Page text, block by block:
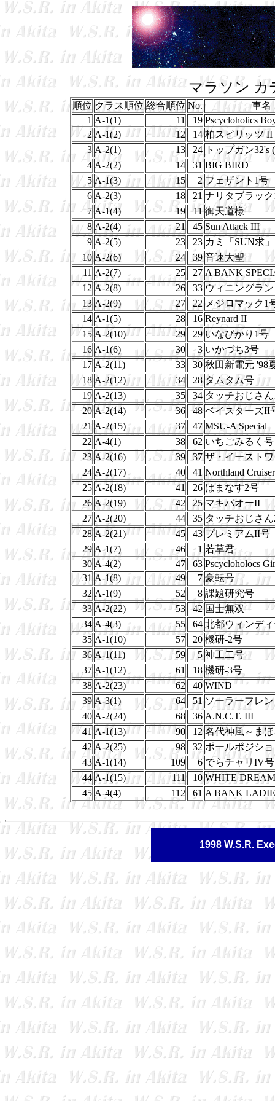
マラソン
順位 クラス順位 総合順位 No.
車名
1 A-1(1) 11 19 Pscycloholics
2 A-1(2) 12 14 柏スピリッツ II
3 A-2(1) 13 24 トップガン32's
4 A-2(2) 14 31 BIG BIRD
5 A-1(3) 15 2 フェザント1号
6 A-2(3) 18 21 ナリタブラッ
7 A-1(4) 19 11 御天道様
8 A-2(4) 21 45 Sun Attack III
9 A-2(5) 23 23 カミ「SUN求」
10 A-2(6) 24 39 音速大聖
11 A-2(7) 25 27 A BANK
12 A-2(8) 26 33 ウィニングラン
13 A-2(9) 27 22 メジロマック1
14 A-1(5) 28 16 Reynard II
15 A-2(10) 29 29 いなびかり1号
16 A-1(6) 30 3 いかづち3号
17 A-2(11) 33 30 秋田新電元 '98
18 A-2(12) 34 28 タムタム号
19 A-2(13) 35 34 タッチおじさ
20 A-2(14) 36 48 ベイスターズII
21 A-2(15) 37 47 MSU-A Special
22 A-4(1) 38 62 いちごみるく号
23 A-2(16) 39 37 ザ・イースト
24 A-2(17) 40 41 Northland Cruiser
25 A-2(18) 41 26 はまなす2号
26 A-2(19) 42 25 マキバオーII
27 A-2(20) 44 35 タッチおじさ
28 A-2(21) 45 43 プレミアムII号
29 A-1(7) 46 1 若草君
30 A-4(2) 47 63 Pscycloholocs
31 A-1(8) 49 7 豪転号
32 A-1(9) 52 8 課題研究号
33 A-2(22) 53 42 国士無双
34 A-4(3) 55 64 北都ウィンデ
35 A-1(10) 57 20 機研-2号
36 A-1(11) 59 5 神工二号
37 A-1(12) 61 18 機研-3号
38 A-2(23) 62 40 WIND
39 A-3(1) 64 51 ソーラーフレ
40 A-2(24) 68 36 A.N.C.T. III
41 A-1(13) 90 12 名代神風～ま
42 A-2(25) 98 32 ポールポジシ
43 A-1(14) 109 6 でらチャリIV号
44 A-1(15) 111 10 WHITE DREAM
45 A-4(4) 112 61 A BANK
1998 W.S.R.